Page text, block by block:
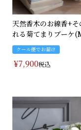
天然香木のお線香+
れる菊てまりブーケ
クール便でお届け
¥7,900税込